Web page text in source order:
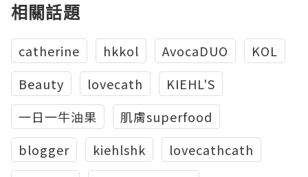
相關話題
‪‎catherine hkkol AvocaDUO
KOL
Beauty
‎lovecath
KIEHL'S
一日一牛油果
肌膚superfood
blogger
kiehlshk
lovecathcath